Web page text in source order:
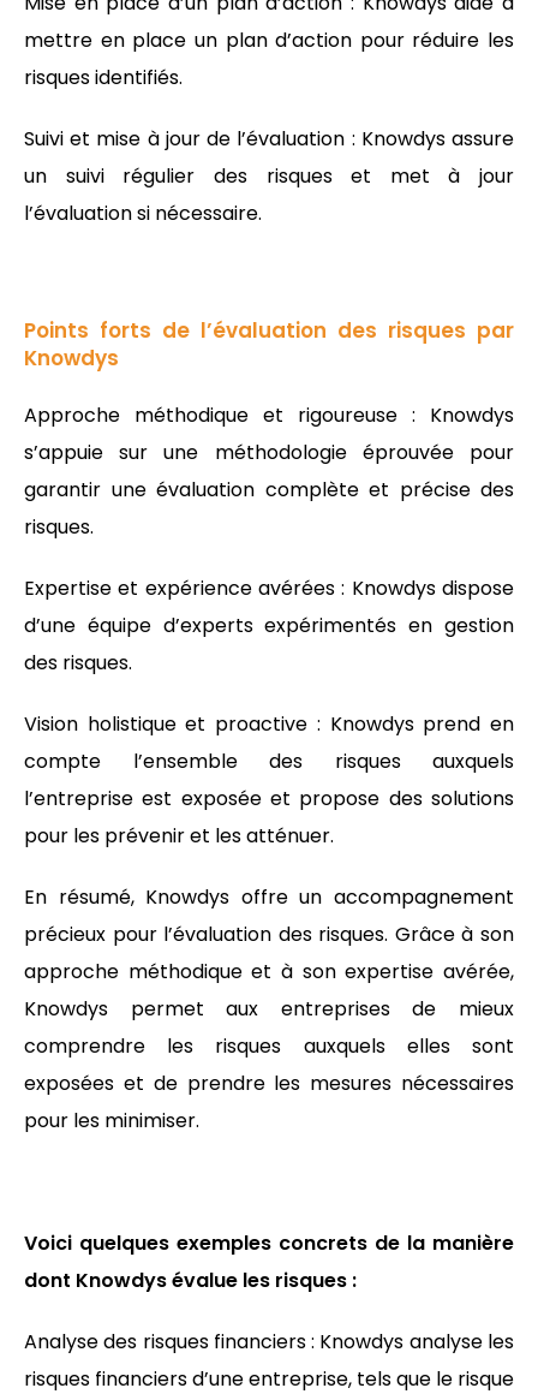
mettre en place un plan d’action pour réduire les
risques identifiés.
Suivi et mise à jour de l’évaluation : Knowdys assure
un suivi régulier des risques et met à jour
l’évaluation si nécessaire.
Points forts de l’évaluation des risques par
Knowdys
Approche méthodique et rigoureuse : Knowdys
s’appuie sur une méthodologie éprouvée pour
garantir une évaluation complète et précise des
risques.
Expertise et expérience avérées : Knowdys dispose
d’une équipe d’experts expérimentés en gestion
des risques.
Vision holistique et proactive : Knowdys prend en
compte l’ensemble des risques auxquels
l’entreprise est exposée et propose des solutions
pour les prévenir et les atténuer.
En résumé, Knowdys offre un accompagnement
précieux pour l’évaluation des risques. Grâce à son
approche méthodique et à son expertise avérée,
Knowdys permet aux entreprises de mieux
comprendre les risques auxquels elles sont
exposées et de prendre les mesures nécessaires
pour les minimiser.
Voici quelques exemples concrets de la manière
dont Knowdys évalue les risques :
Analyse des risques financiers : Knowdys analyse les
risques financiers d’une entreprise, tels que le risque